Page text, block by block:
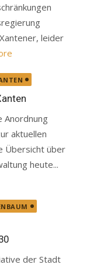
leider
Anordnung
aktuellen
Übersicht über
heute...
der Stadt